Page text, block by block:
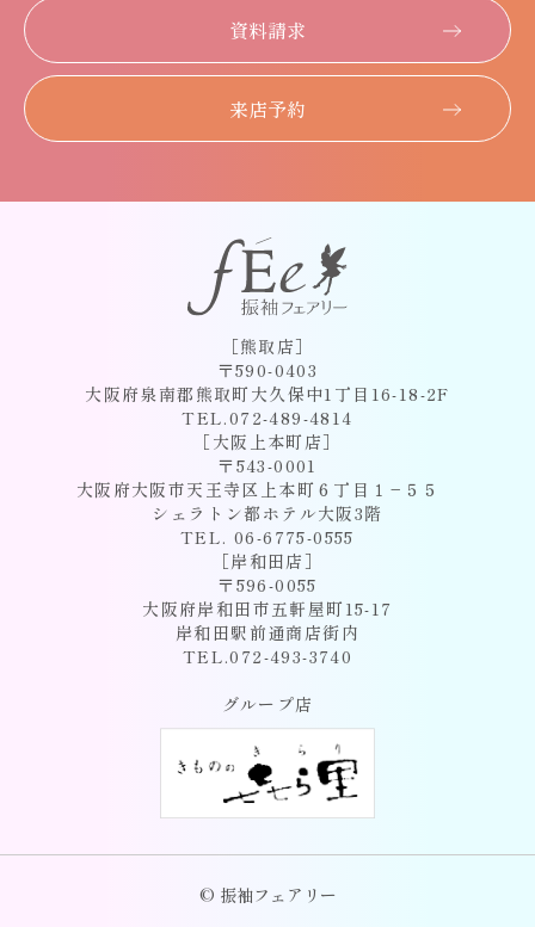
資料請求
来店予約
［熊取店］
〒590-0403
大阪府泉南郡熊取町大久保中1丁目16-18-2F
TEL.072-489-4814
［大阪上本町店］
〒543-0001
大阪府大阪市天王寺区上本町６丁目１−５５
シェラトン都ホテル大阪3階
TEL. 06-6775-0555
［岸和田店］
〒596-0055
大阪府岸和田市五軒屋町15-17
岸和田駅前通商店街内
TEL.072-493-3740
グループ店
© 振袖フェアリー